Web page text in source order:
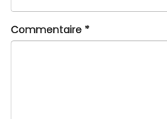
Commentaire *